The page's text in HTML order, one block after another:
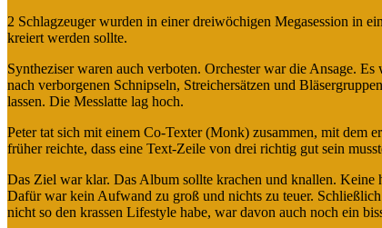
2 Schlagzeuger wurden in einer dreiwöchigen Megasession in
kreiert werden sollte.
Syntheziser waren auch verboten. Orchester war die Ansage.
nach verborgenen Schnipseln, Streichersätzen und
lassen. Die Messlatte lag hoch.
Peter tat sich mit einem Co-Texter (Monk) zusammen, mit dem
früher reichte, dass eine Text-Zeile von drei richtig gut sein
Das Ziel war klar. Das Album sollte krachen und knallen. Keine
Dafür war kein Aufwand zu groß und nichts zu teuer.
nicht so den krassen Lifestyle habe, war davon auch noch ein